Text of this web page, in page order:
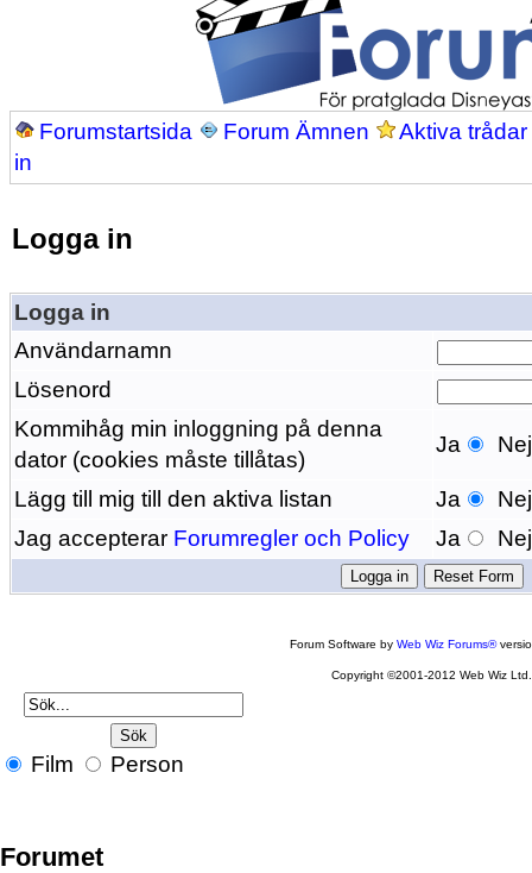
Forumstartsida Forum Ämnen
Aktiva trådar
in
Logga in
Logga in
Användarnamn
Lösenord
Kommihåg min inloggning på denna
dator (cookies måste tillåtas)
Ja Nej
Lägg till mig till den aktiva listan Ja
Nej
Jag accepterar Forumregler och Policy Ja Nej
Forum Software byWeb Wiz Forums®
Copyright ©2001-2012 Web Wiz Ltd.
Film Person
Forumet